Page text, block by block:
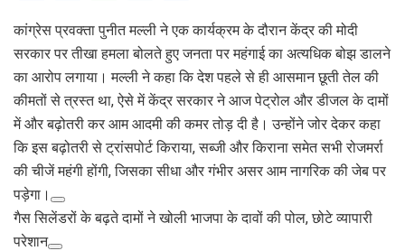
ce
b
o
o
k
tt
er
at
s
A
p
p
el
e
gr
a
m
ar
e
कांग्रेस प्रवक्ता पुनीत मल्ली ने एक कार्यक्रम के दौरान केंद्र की मोदी
सरकार पर तीखा हमला बोलते हुए जनता पर महंगाई का अत्यधिक बोझ डालने
का आरोप लगाया। मल्ली ने कहा कि देश पहले से ही आसमान छूती तेल की
कीमतों से त्रस्त था, ऐसे में केंद्र सरकार ने आज पेट्रोल और डीजल के दामों
में और बढ़ोतरी कर आम आदमी की कमर तोड़ दी है। उन्होंने जोर देकर कहा
कि इस बढ़ोतरी से ट्रांसपोर्ट किराया, सब्जी और किराना समेत सभी रोजमर्रा
की चीजें महंगी होंगी, जिसका सीधा और गंभीर असर आम नागरिक की जेब पर
पड़ेगा।
गैस सिलेंडरों के बढ़ते दामों ने खोली भाजपा के दावों की पोल, छोटे व्यापारी
परेशान